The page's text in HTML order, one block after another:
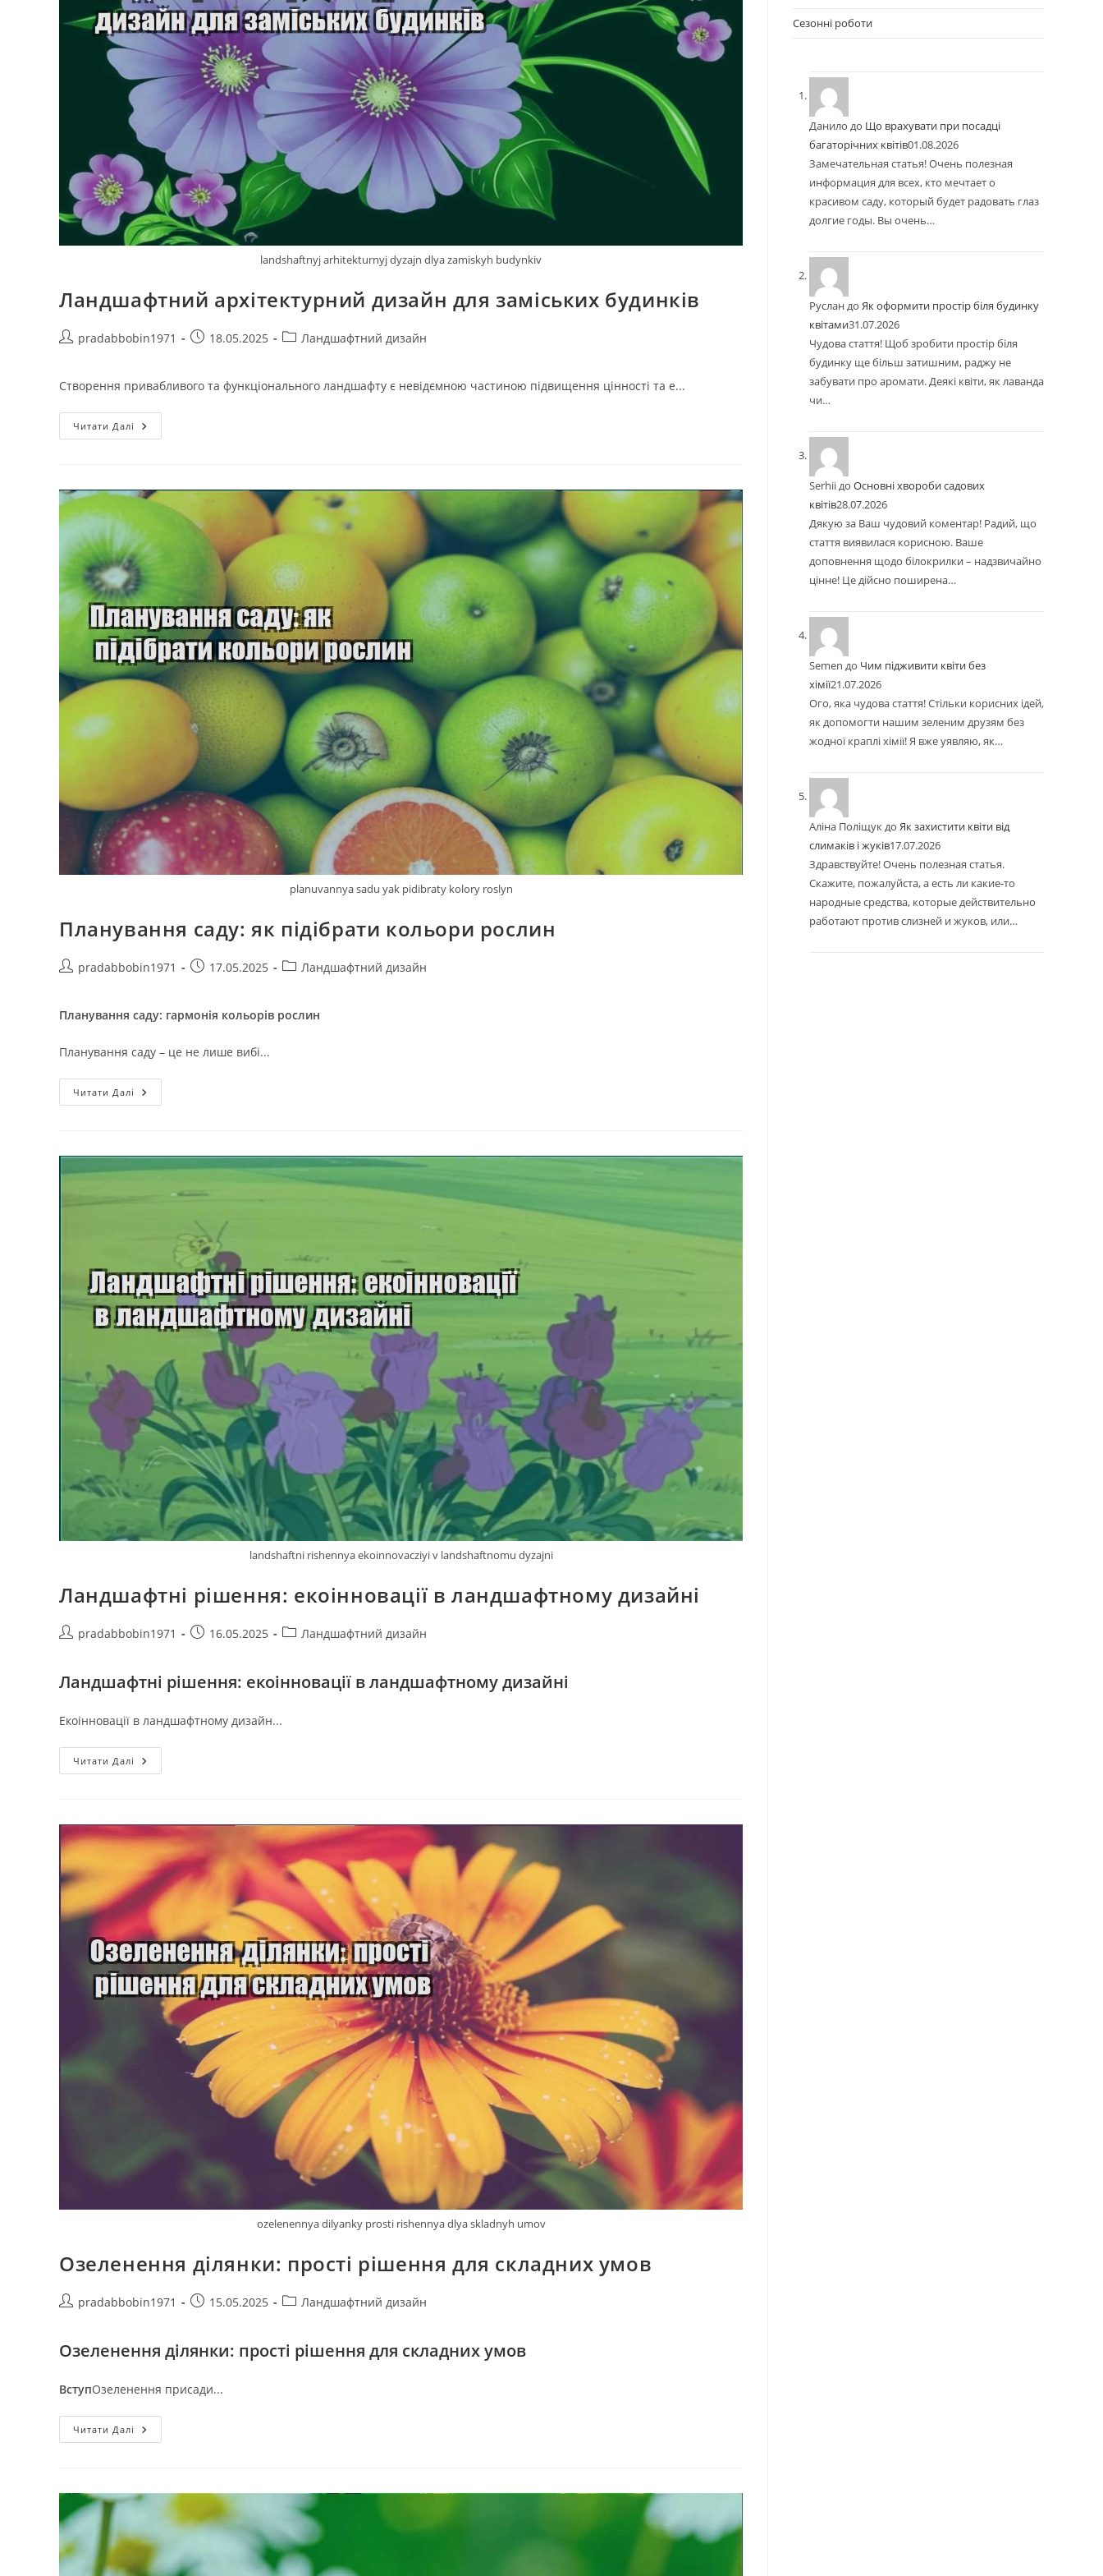
landshaftnyj arhitekturnyj dyzajn dlya zamiskyh budynkiv
Ландшафтний архітектурний дизайн для заміських будинків
Авторpradabbobin1971
Запис18.05.2025
Категорія
Ландшафтний дизайн
Створення привабливого та функціонального ландшафту є невідємною частиною підвищення цінності та е...
Читати Далі Ландшафтний
Архітектурний
planuvannya sadu yak pidibraty kolory roslyn
Планування саду: як підібрати кольори рослин
Авторpradabbobin1971
Запис17.05.2025
Категорія
Ландшафтний дизайн
Планування саду: гармонія кольорів рослин
Планування саду – це не лише вибі...
Читати Далі Планування
Саду:
landshaftni rishennya ekoinnovacziyi v landshaftnomu dyzajni
Ландшафтні рішення: екоінновації в ландшафтному дизайні
Авторpradabbobin1971
Запис16.05.2025
Категорія
Ландшафтний дизайн
Ландшафтні рішення: екоінновації в ландшафтному дизайні
Екоінновації в ландшафтному дизайн...
Читати Далі Ландшафтні
Рішення:
ozelenennya dilyanky prosti rishennya dlya skladnyh umov
Озеленення ділянки: прості рішення для складних умов
Авторpradabbobin1971
Запис15.05.2025
Категорія
Ландшафтний дизайн
Озеленення ділянки: прості рішення для складних умов
ВступОзеленення присади...
Читати Далі Озеленення
Ділянки:
Умов
Сезонні роботи
Данило до Що врахувати при посадці
багаторічних квітів01.08.2026
Замечательная статья! Очень полезная
информация для всех, кто мечтает о
красивом саду, который будет радовать глаз
долгие годы. Вы очень…
Руслан до Як оформити простір біля будинку
квітами31.07.2026
Чудова стаття! Щоб зробити простір біля
будинку ще більш затишним, раджу не
забувати про аромати. Деякі квіти, як лаванда
чи…
Serhiiдо Основні хвороби садових
квітів28.07.2026
Дякую за Ваш чудовий коментар! Радий, що
стаття виявилася корисною. Ваше
доповнення щодо білокрилки – надзвичайно
цінне! Це дійсно поширена…
Semen до Чим підживити квіти без
хімії21.07.2026
Ого, яка чудова стаття! Стільки корисних ідей,
як допомогти нашим зеленим друзям без
жодної краплі хімії! Я вже уявляю, як…
Аліна Поліщукдо Як захистити квіти від
слимаків і жуків17.07.2026
Здравствуйте! Очень полезная статья.
Скажите, пожалуйста, а есть ли какие-то
народные средства, которые действительно
работают против слизней и жуков, или…